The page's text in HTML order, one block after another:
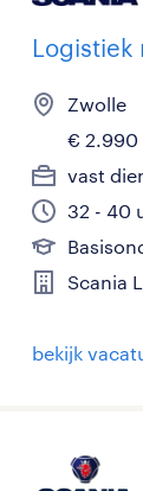
Logistiek
Zwolle
€ 2.990
vast
32 - 40
Scania
bekijk